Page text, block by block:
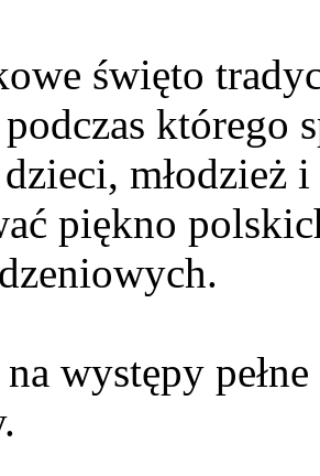
święto
którego
młodzież
piękno
występy